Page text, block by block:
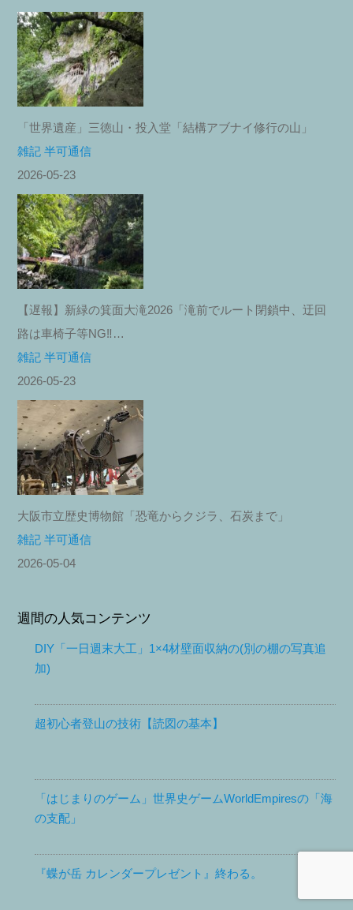
「世界遺産」三徳山・投入堂「結構アブナイ修行の山」
雑記 半可通信
2026-05-23
【遅報】新緑の箕面大滝2026「滝前でルート閉鎖中、迂回
路は車椅子等NG‼︎…
雑記 半可通信
2026-05-23
大阪市立歴史博物館「恐竜からクジラ、石炭まで」
雑記 半可通信
2026-05-04
週間の人気コンテンツ
DIY「一日週末大工」1×4材壁面収納の(別の棚の写真追
加)
超初心者登山の技術【読図の基本】
「はじまりのゲーム」世界史ゲームWorldEmpiresの「海
の支配」
『蝶が岳 カレンダープレゼント』終わる。